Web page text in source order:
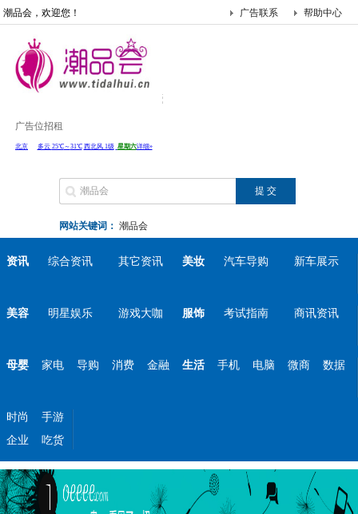
潮品会，欢迎您！ 帮助中心
广告联系
广告位招租
网站关键词： 潮品会
资讯 综合资讯 其它资讯 美妆 汽车导购 新车展示
美容 明星娱乐 游戏大咖 服饰 考试指南 商讯资讯
母婴 家电 导购 消费 金融 生活 手机 电脑 微商 数据
时尚
手游
企业
吃货